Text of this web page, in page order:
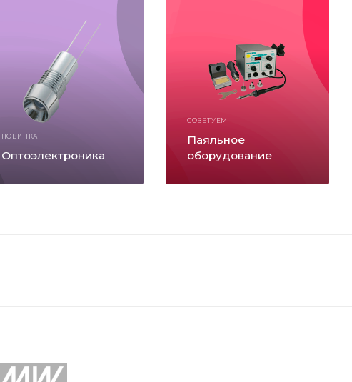
НОВИНКА
Оптоэлектроника
СОВЕТУЕМ
Паяльное
оборудование